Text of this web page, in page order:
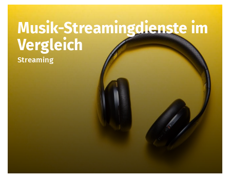
Musik-Streamingdienste im
Vergleich
Streaming